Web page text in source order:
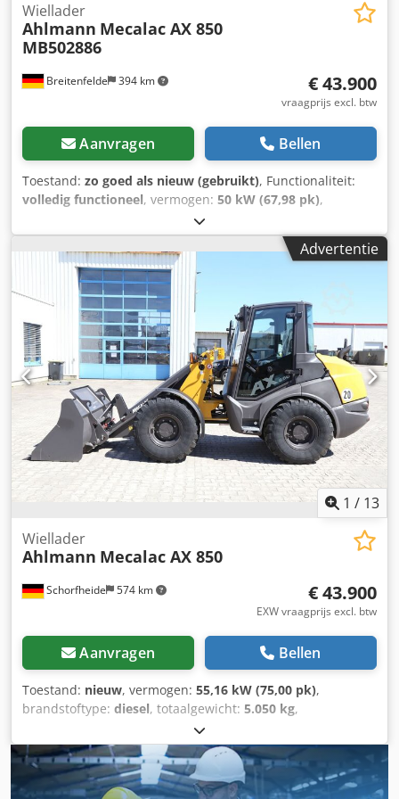
Breitenfelde 394 km
Wiellader
Ahlmann Mecalac AX 850
MB502886
€ 43.900
vraagprijs excl. btw
Aanvragen Bellen
Toestand: zo goed als nieuw (gebruikt), Functionaliteit:
volledig functioneel, vermogen: 50 kW (67,98 pk),
, bedrijfsklaar gewicht:
bandenmaten:405/70 R 18, Bouwjaar:2023, bedrijfsturen:
, Uitrusting:UVV veiligheidskeuring, achteropnemer,
cabine, extra koplampen, hydraulica, palletvorken,
standaard schep, Motorfase V, 20. km/versie,
Hulphydrauliek met continu circuit, Hydraulische
koppelingen voor 1e extra circuit, Dwjdpfxstrnf Do Ancja
Grammer comfort stoel, Mitas 405/70 R18 banden,
Opbergkist met deksel, Werklampen achteraan,
radiovoorbereiding, hydraulische snelwissel, Standaard
bak met gelaste snijkant en dus 1 kubieke meter,
palletvork
Advertentie
1 / 13
Schorfheide 574 km
Wiellader
Ahlmann Mecalac AX 850
€ 43.900
EXW vraagprijs excl. btw
Aanvragen Bellen
Toestand: nieuw, vermogen: 55,16 kW (75,00 pk),
brandstoftype: diesel, totaalgewicht: 5.050 kg,
5.050 kg
bedrijfsturen:1 h, machine-/voertuignummer:685239865,
Uitrusting:4-in-1 bak, UVV veiligheidskeuring, cabine,
palletvorken, standaard schep, vierwielaandrijving,